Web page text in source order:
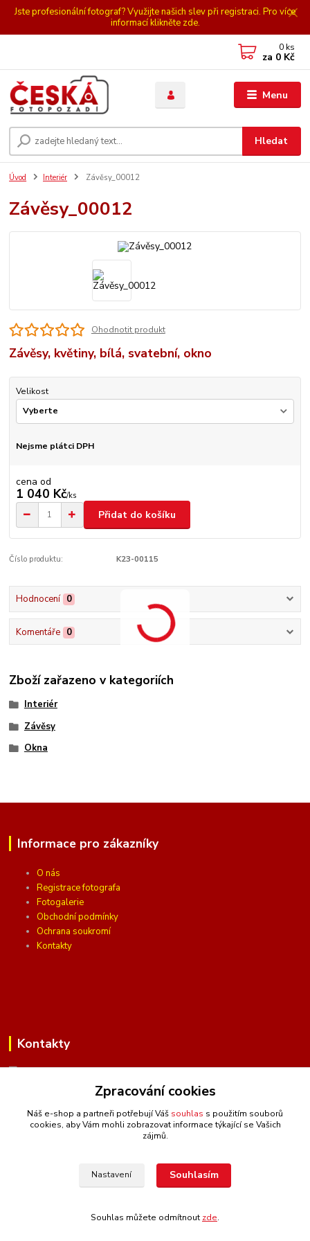
Jste profesionální fotograf? Využijte našich slev při registraci. Pro více
informací klikněte zde.
Menu
Hledat
0 ks
za 0 Kč
Úvod Interiér Závěsy_00012
Závěsy_00012
Ohodnotit produkt
Závěsy, květiny, bílá, svatební, okno
Velikost
Nejsme plátci DPH
cena od
1 040 Kč/ks
Přidat do košíku
Číslo produktu: K23-00115
Hodnocení 0
Komentáře 0
Zboží zařazeno v kategoriích
Interiér
Závěsy
Okna
Informace pro zákazníky
O nás
Registrace fotografa
Fotogalerie
Obchodní podmínky
Ochrana soukromí
Kontakty
Kontakty
(Po-Pá, 10 - 16 hod.)
info@ceskafotopozadi.cz
Zpracování cookies
Náš e-shop a partneři potřebují Váš souhlas s použitím souborů
cookies, aby Vám mohli zobrazovat informace týkající se Vašich
zájmů.
Nastavení Souhlasím
Souhlas můžete odmítnout zde.